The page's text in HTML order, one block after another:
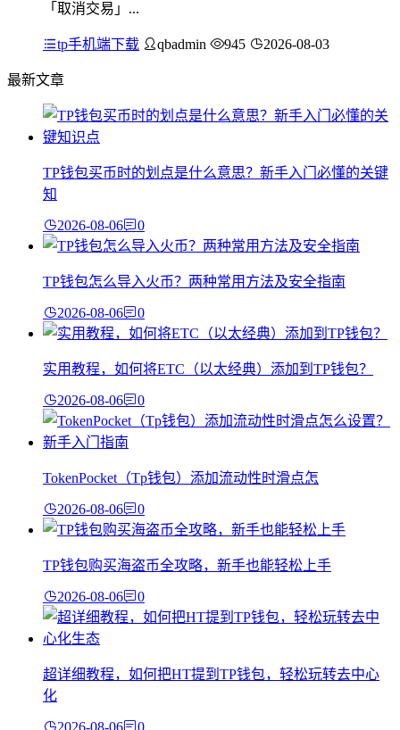
「取消交易」...
tp手机端下载 qbadmin 945 2026-08-03
最新文章
TP钱包买币时的划点是什么意思？新手入门必懂的关键
知
2026-08-06 0
TP钱包怎么导入火币？两种常用方法及安全指南
2026-08-06 0
实用教程，如何将ETC（以太经典）添加到TP钱包？
2026-08-06 0
TokenPocket（Tp钱包）添加流动性时滑点怎
2026-08-06 0
TP钱包购买海盗币全攻略，新手也能轻松上手
2026-08-06 0
超详细教程，如何把HT提到TP钱包，轻松玩转去中心
化